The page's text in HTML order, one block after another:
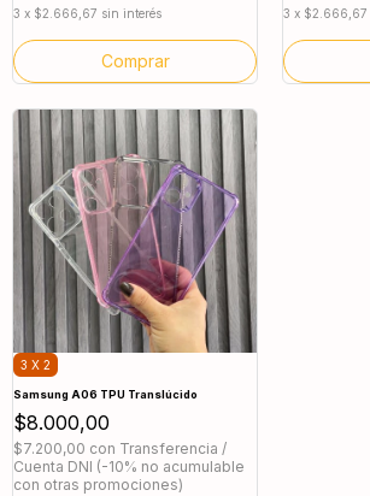
3 x $2.666,67 sin interés
Comprar
3 x $2.666,67
3 X 2
Samsung A06 TPU Translúcido
$8.000,00
$7.200,00 con Transferencia /
Cuenta DNI (-10% no acumulable
con otras promociones)